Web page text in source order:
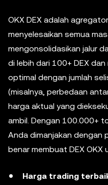
OKX DEX adalah
menyelesaikan semua
mengonsolidasikan jalur
di lebih dari 100+ DEX
optimal dengan jumlah
(misalnya, perbedaan
harga aktual yang
ambil. Dengan 100.000+
Anda dimanjakan dengan
benar membuat DEX OKX
Harga trading